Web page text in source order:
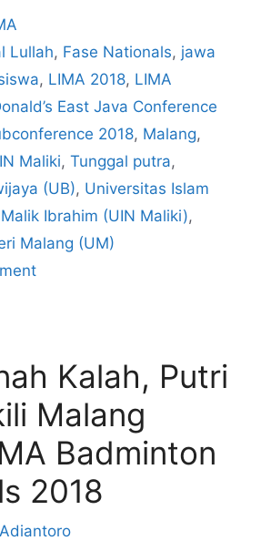
Lullah, Fase Nationals, jawa
, LIMA 2018, LIMA
East Java Conference
2018, Malang,
Maliki, Tunggal putra,
(UB), Universitas Islam
Ibrahim (UIN Maliki),
Malang (UM)
Kalah, Putri
Malang
Badminton
2018
Adiantoro